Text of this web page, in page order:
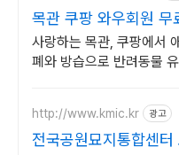
목관 쿠팡 와우회원 무
사랑하는 목관, 쿠팡에서
폐와 방습으로 반려동물
http://www.kmic.kr 광고
전국공원묘지통합센